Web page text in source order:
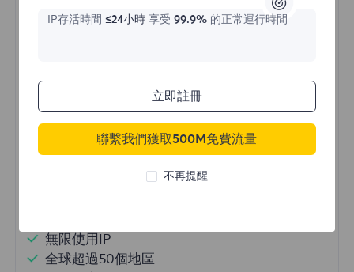
$?/天
立即購買
無限使用IP
全球超過50個地區
IP存活時間 ≤24小時享受 99.9%的正常運行時間
立即註冊
聯繫我們獲取500M免費流量
不再提醒